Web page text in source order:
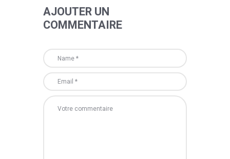
AJOUTER UN
COMMENTAIRE